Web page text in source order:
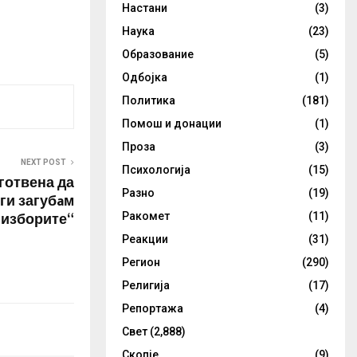
NEXT POST
да
загубaм
изборите“
Настани
(3)
Наука
(23)
Образование
(5)
Одбојка
(1)
Политика
(181)
Помош и донации
(1)
Проза
(3)
Психологија
(15)
Разно
(19)
Ракомет
(11)
Реакции
(31)
Регион
(290)
Религија
(17)
Репортажа
(4)
Свет (2,888)